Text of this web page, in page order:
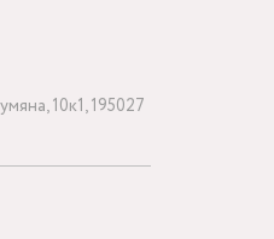
10к1, 195027